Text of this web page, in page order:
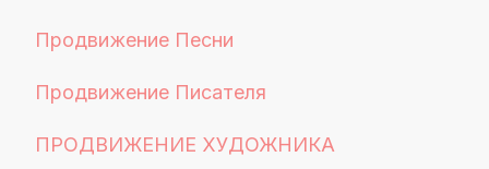
Продвижение Песни
Продвижение Писателя
ПРОДВИЖЕНИЕ ХУДОЖНИКА